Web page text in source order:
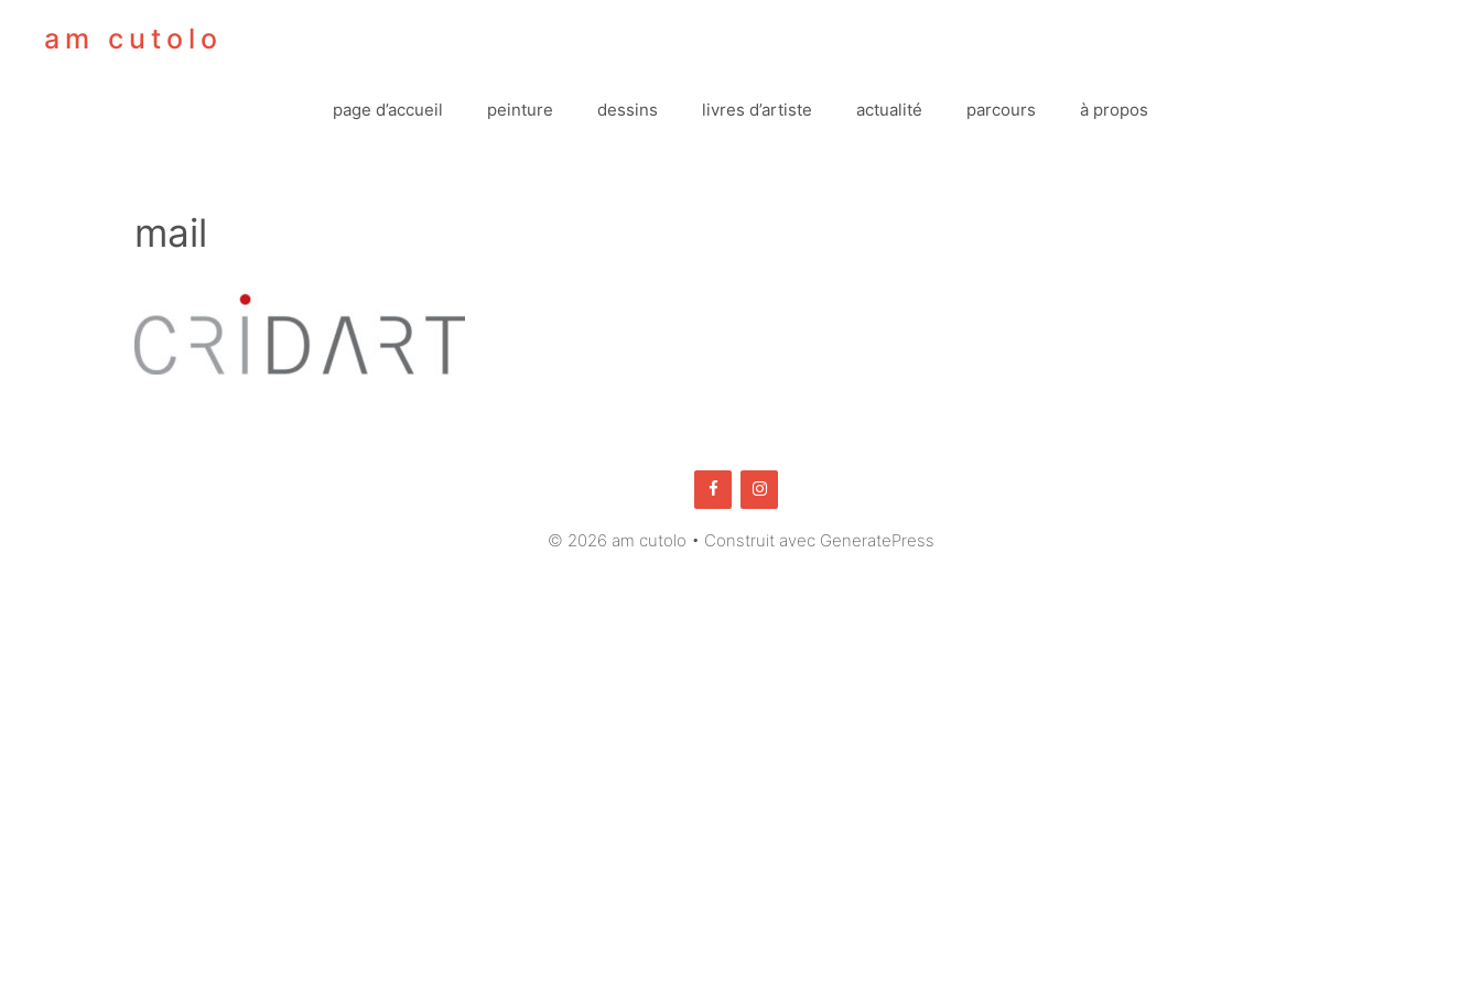
am cutolo
page d’accueil peinture dessins livres d’artiste actualité parcours à propos
mail
© 2026 am cutolo • Construit avec GeneratePress